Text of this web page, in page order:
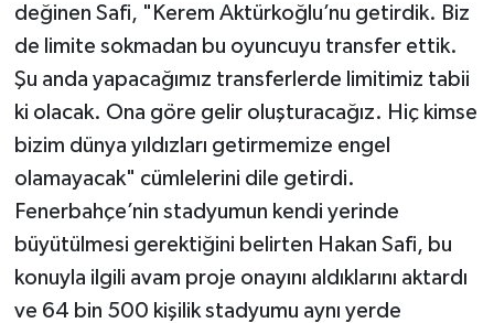
değinen Safi, "Kerem Aktürkoğlu’nu getirdik. Biz
de limite sokmadan bu oyuncuyu transfer ettik.
Şu anda yapacağımız transferlerde limitimiz tabii
ki olacak. Ona göre gelir oluşturacağız. Hiç kimse
bizim dünya yıldızları getirmemize engel
olamayacak" cümlelerini dile getirdi.
Fenerbahçe’nin stadyumun kendi yerinde
büyütülmesi gerektiğini belirten Hakan Safi, bu
konuyla ilgili avam proje onayını aldıklarını aktardı
ve 64 bin 500 kişilik stadyumu aynı yerde